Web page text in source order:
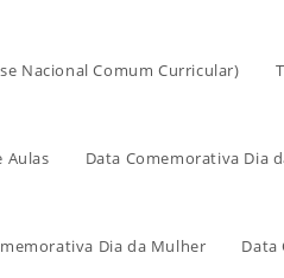
Nacional Comum Curricular)
Aulas Data Comemorativa Dia
Dia da Mulher Data